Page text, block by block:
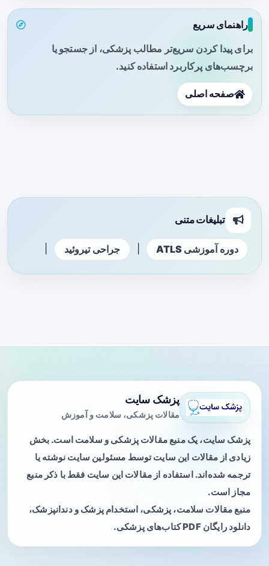
راهنمای سریع
برای پیدا کردن سریع‌تر مطالب پزشکی، از جستجو یا
برچسب‌های پرکاربرد استفاده کنید.
صفحه اصلی
تبلیغات متنی
دوره آموزشی ATLS جراحی تیروئید
پزشک سایت
مقالات پزشکی، سلامت و آموزش
پزشک سایت، یک منبع مقالات پزشکی و سلامت است. بخش
زیادی از مقالات این سایت توسط مسئولین سایت نوشته یا
ترجمه شده‌اند. استفاده از مقالات این سایت فقط با ذکر منبع
مجاز است.
منبع مقالات سلامت، پزشکی، استخدام پزشک و دندانپزشک،
دانلود رایگان PDF کتاب‌های پزشکی.